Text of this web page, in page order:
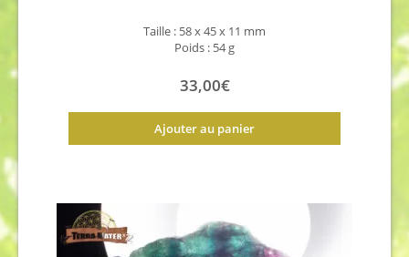
Taille : 58 x 45 x 11 mm
Poids : 54 g
33,00€
Ajouter au panier